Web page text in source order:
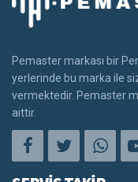
Pemaster markası bir
yerlerinde bu marka ile
vermektedir. Pemaster
aittir.